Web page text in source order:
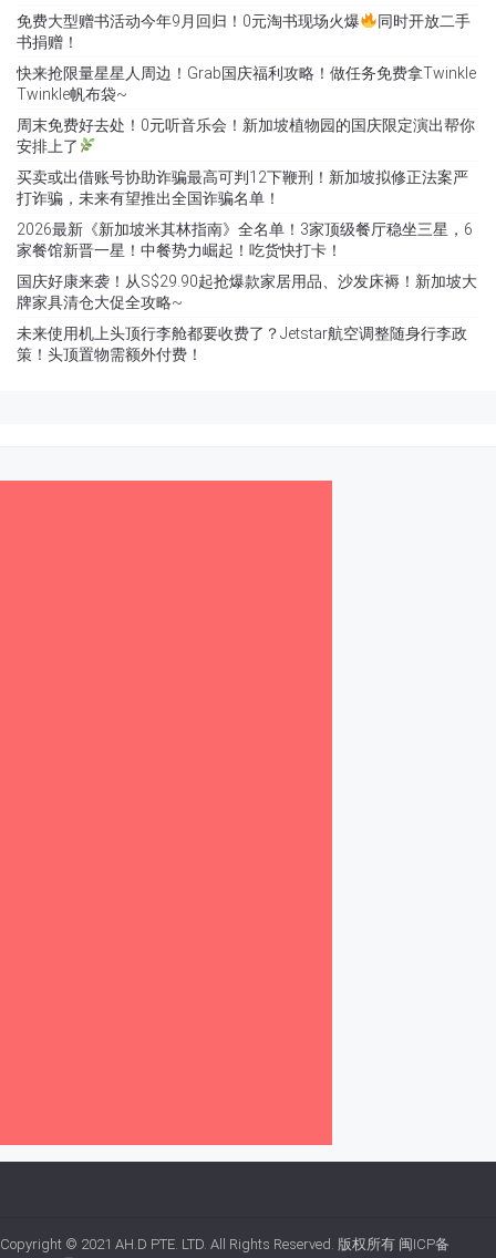
免费大型赠书活动今年9月回归！0元淘书现场火爆
同时开放二手
书捐赠！
快来抢限量星星人周边！Grab国庆福利攻略！做任务免费拿Twinkle
Twinkle帆布袋~
周末免费好去处！0元听音乐会！新加坡植物园的国庆限定演出帮你
安排上了
买卖或出借账号协助诈骗最高可判12下鞭刑！新加坡拟修正法案严
打诈骗，未来有望推出全国诈骗名单！
2026最新《新加坡米其林指南》全名单！3家顶级餐厅稳坐三星，6
家餐馆新晋一星！中餐势力崛起！吃货快打卡！
国庆好康来袭！从S$29.90起抢爆款家居用品、沙发床褥！新加坡大
牌家具清仓大促全攻略~
未来使用机上头顶行李舱都要收费了？Jetstar航空调整随身行李政
策！头顶置物需额外付费！
Copyright © 2021 AH.D PTE. LTD. All Rights Reserved. 版权所有 闽ICP备